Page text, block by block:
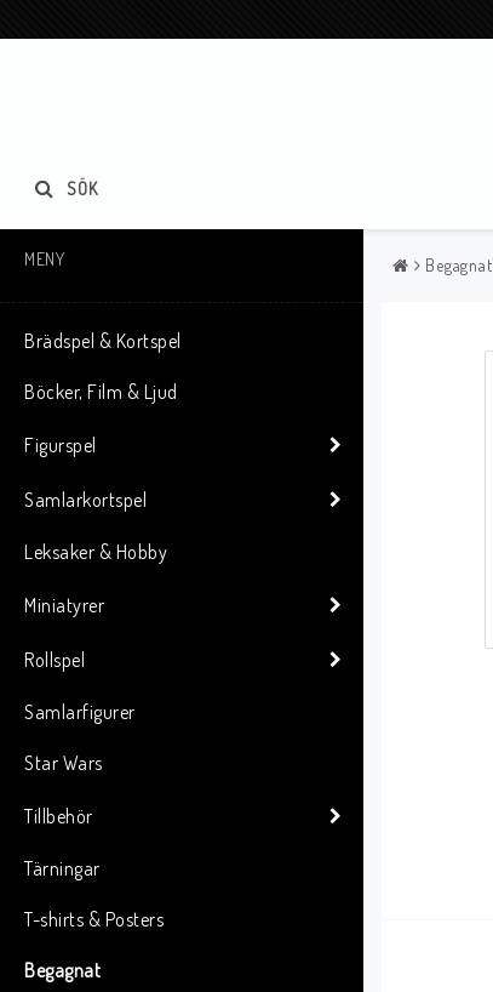
SÖK
MENY
Brädspel & Kortspel
Böcker, Film & Ljud
Figurspel
Samlarkortspel
Leksaker & Hobby
Miniatyrer
Rollspel
Samlarfigurer
Star Wars
Tillbehör
Tärningar
T-shirts & Posters
Begagnat
Begagnat